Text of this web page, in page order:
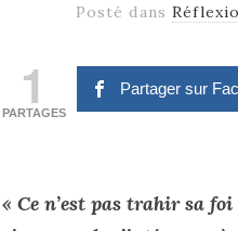
Posté dans
1
PARTAGES
Partager sur
« Ce n’est pas trahir sa